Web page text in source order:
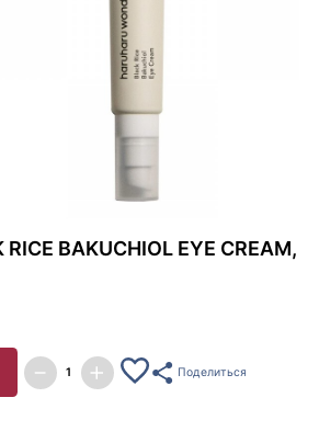
RICE BAKUCHIOL EYE CREAM,
Поделиться